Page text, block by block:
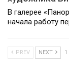
В галерее
начала работу
PREV NEXT 1